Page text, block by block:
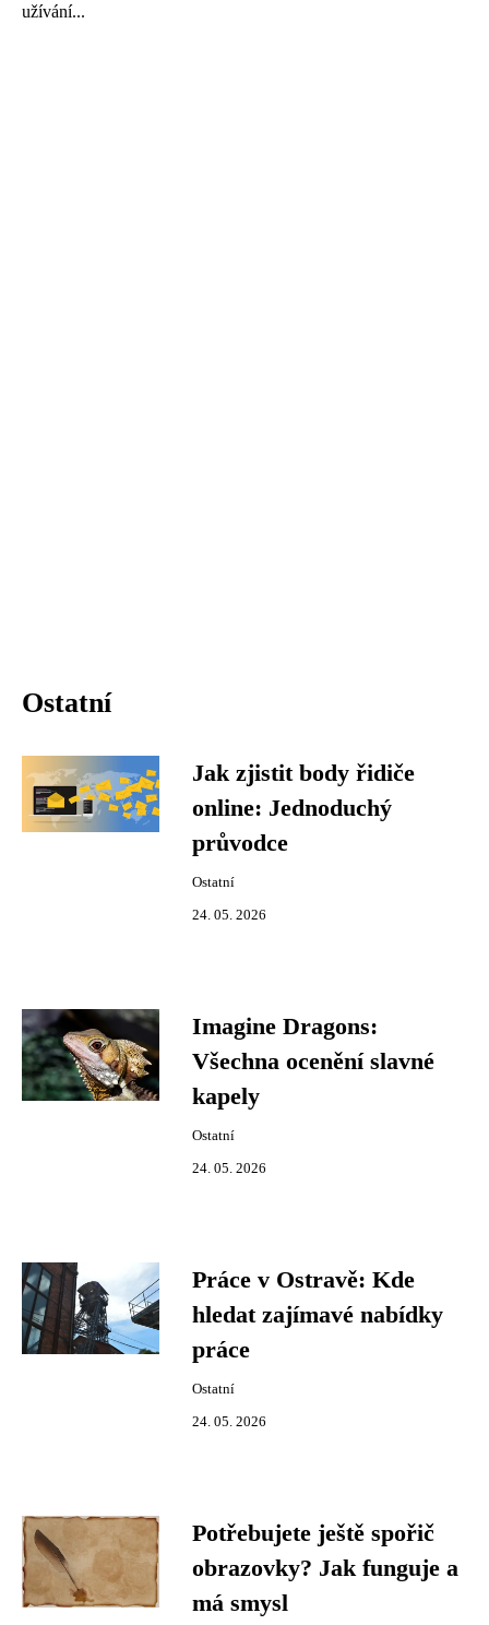
užívání...
Ostatní
Jak zjistit body řidiče
online: Jednoduchý
průvodce
Ostatní
24. 05. 2026
Imagine Dragons:
Všechna ocenění slavné
kapely
Ostatní
24. 05. 2026
Práce v Ostravě: Kde
hledat zajímavé nabídky
práce
Ostatní
24. 05. 2026
Potřebujete ještě spořič
obrazovky? Jak funguje a
má smysl